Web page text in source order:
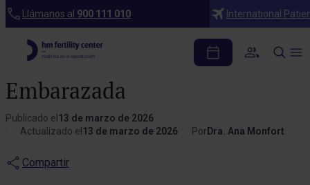
Llámanos al 900 111 010 International
Blog
El Estradiol y Su
Importancia para Quedarte
Embarazada
Publicado el 13 de marzo de 2026
Actualizado el 13 de marzo de 2026 Por Dra. Ana Monfort
Compartir